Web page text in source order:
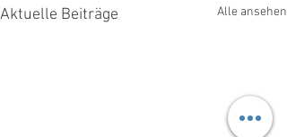
Aktuelle Beiträge Alle ansehen